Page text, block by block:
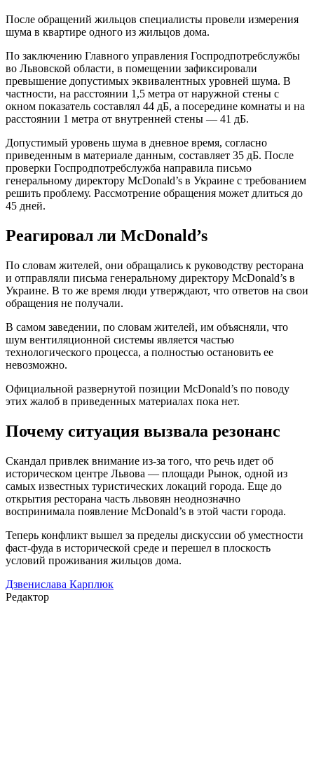
После обращений жильцов специалисты провели измерения
шума в квартире одного из жильцов дома.
По заключению Главного управления Госпродпотребслужбы
во Львовской области, в помещении зафиксировали
превышение допустимых эквивалентных уровней шума. В
частности, на расстоянии 1,5 метра от наружной стены с
окном показатель составлял 44 дБ, а посередине комнаты и на
расстоянии 1 метра от внутренней стены — 41 дБ.
Допустимый уровень шума в дневное время, согласно
приведенным в материале данным, составляет 35 дБ. После
проверки Госпродпотребслужба направила письмо
генеральному директору McDonald’s в Украине с требованием
решить проблему. Рассмотрение обращения может длиться до
45 дней.
Реагировал ли McDonald’s
По словам жителей, они обращались к руководству ресторана
и отправляли письма генеральному директору McDonald’s в
Украине. В то же время люди утверждают, что ответов на свои
обращения не получали.
В самом заведении, по словам жителей, им объясняли, что
шум вентиляционной системы является частью
технологического процесса, а полностью остановить ее
невозможно.
Официальной развернутой позиции McDonald’s по поводу
этих жалоб в приведенных материалах пока нет.
Почему ситуация вызвала резонанс
Скандал привлек внимание из-за того, что речь идет об
историческом центре Львова — площади Рынок, одной из
самых известных туристических локаций города. Еще до
открытия ресторана часть львовян неоднозначно
воспринимала появление McDonald’s в этой части города.
Теперь конфликт вышел за пределы дискуссии об уместности
фаст-фуда в исторической среде и перешел в плоскость
условий проживания жильцов дома.
Дзвенислава Карплюк
Редактор